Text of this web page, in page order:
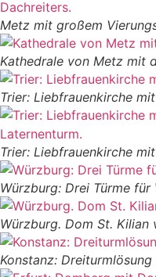
Metz mit großem
Kathedrale von Metz mit
Trier: Liebfrauenkirche
Trier: Liebfrauenkirche
Würzburg: Drei Türme für
Würzburg. Dom St. Kilian
Konstanz: